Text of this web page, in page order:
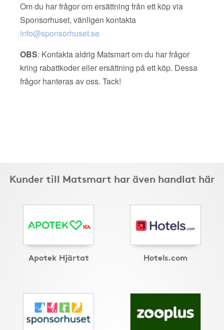
Om du har frågor om ersättning från ett köp via
Sponsorhuset, vänligen kontakta
info@sponsorhuset.se
OBS: Kontakta aldrig Matsmart om du har frågor
kring rabattkoder eller ersättning på ett köp. Dessa
frågor hanteras av oss. Tack!
Kunder till Matsmart har även handlat här
Apotek Hjärtat Hotels.com